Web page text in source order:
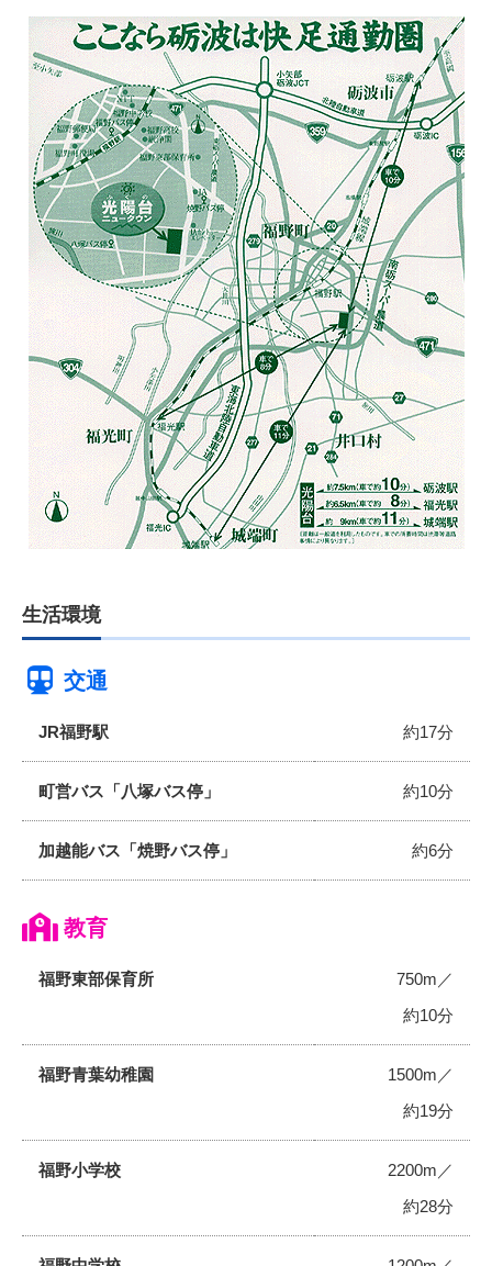
生活環境
交通
JR福野駅 約17分
町営バス「八塚バス停」 約10分
加越能バス「焼野バス停」 約6分
教育
福野東部保育所
750m／
約10分
福野青葉幼稚園
1500m／
約19分
福野小学校
2200m／
約28分